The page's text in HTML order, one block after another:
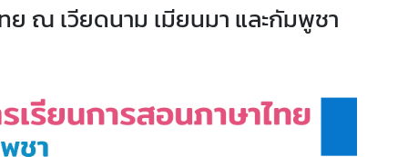
ณ เวียดนาม เมียนมา และกัมพูชา